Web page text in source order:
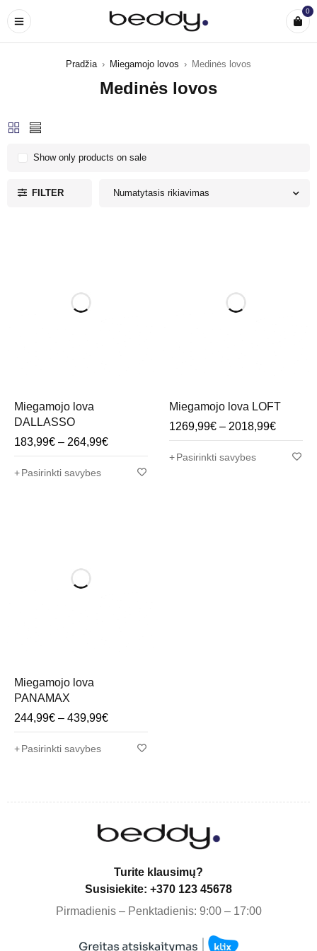
0
Pradžia › Miegamojo lovos › Medinės lovos
Medinės lovos
FILTER Numatytasis rikiavimas
Show only products on sale
Miegamojo lova
DALLASSO
183,99€ – 264,99€
Pasirinkti savybes
Miegamojo lova LOFT
1269,99€ – 2018,99€
Pasirinkti savybes
Miegamojo lova
PANAMAX
244,99€ – 439,99€
Pasirinkti savybes
Turite klausimų?
Susisiekite: +370 123 45678
Pirmadienis – Penktadienis: 9:00 – 17:00